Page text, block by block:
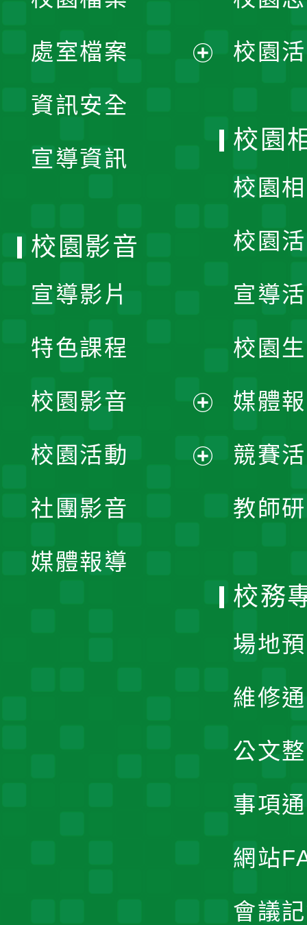
單
處室檔案
資訊安全
宣導資訊
校園
校園
校園
校園
宣導
校園
媒體
競賽
教師
校園影音
宣導影片
特色課程
校園影音
開
校園活動
社團影音
媒體報導
校務
場地
維修
公文
事項
網站
會議